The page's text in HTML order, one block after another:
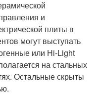
и
плиты в
могут выступать
или Hi-Light
на стальных
Остальные скрыты